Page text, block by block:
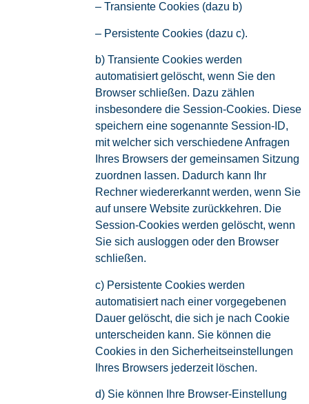
– Transiente Cookies (dazu b)
– Persistente Cookies (dazu c).
b) Transiente Cookies werden
automatisiert gelöscht, wenn Sie den
Browser schließen. Dazu zählen
insbesondere die Session-Cookies. Diese
speichern eine sogenannte Session-ID,
mit welcher sich verschiedene Anfragen
Ihres Browsers der gemeinsamen Sitzung
zuordnen lassen. Dadurch kann Ihr
Rechner wiedererkannt werden, wenn Sie
auf unsere Website zurückkehren. Die
Session-Cookies werden gelöscht, wenn
Sie sich ausloggen oder den Browser
schließen.
c) Persistente Cookies werden
automatisiert nach einer vorgegebenen
Dauer gelöscht, die sich je nach Cookie
unterscheiden kann. Sie können die
Cookies in den Sicherheitseinstellungen
Ihres Browsers jederzeit löschen.
d) Sie können Ihre Browser-Einstellung